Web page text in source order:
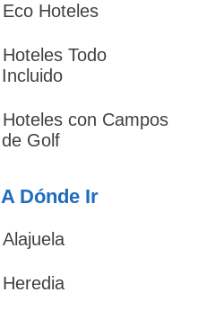
Eco Hoteles
Hoteles Todo
Incluido
Hoteles con Campos
de Golf
A Dónde Ir
Alajuela
Heredia